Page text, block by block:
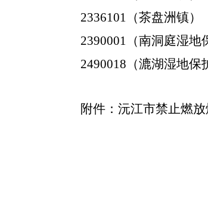
2336101 （茶盘洲镇）
2390001 （南洞庭湿地
2490018 （漉湖湿地保
附件： 沅江市禁止燃